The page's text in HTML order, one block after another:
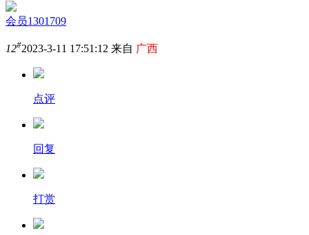
会员1301709
12#2023-3-11 17:51:12 来自 广西
点评
回复
打赏